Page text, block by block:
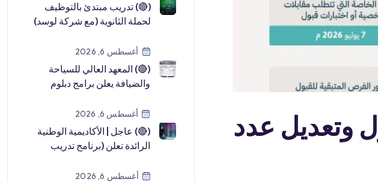
وتعديل عدد
(🔴) تدريب مبتدئ بالتوظيف
لحملة الثانوية (مع شركة لوسد)
[…]أغسطس 6, 2026
(🔴) المعهد العالي للسياحة
والضيافة يعلن برامج دبلوم
إدا […]أغسطس 6, 2026
(🔴) عاجل | الأكاديمية الوطنية
الرائدة تعلن (برنامج تدريب
[…]أغسطس 6, 2026